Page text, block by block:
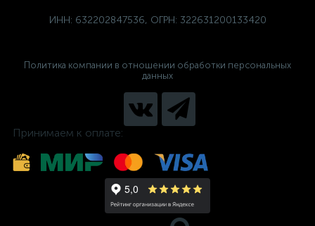
ИНН: 632202847536, ОГРН: 322631200133420
Политика компании в отношении обработки персональных
данных
Принимаем к оплате: